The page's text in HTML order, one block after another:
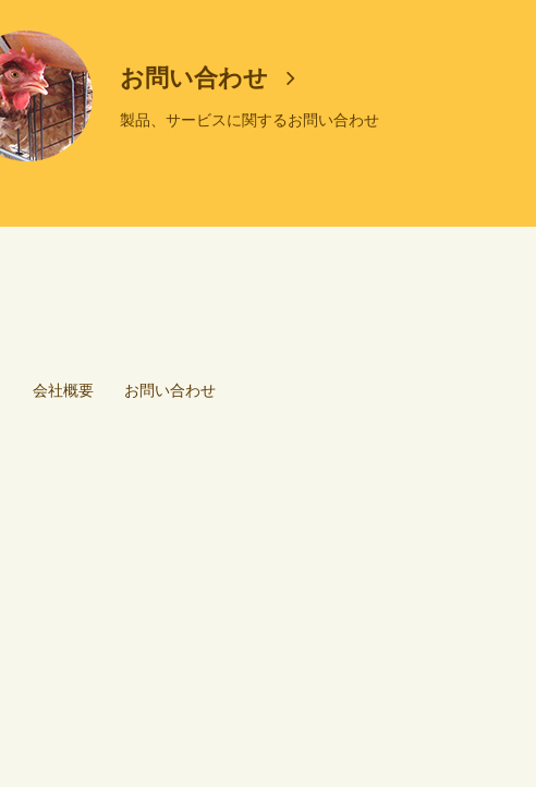
お問い合わせ
製品、サービスに関するお問い合わせ
会社概要 お問い合わせ